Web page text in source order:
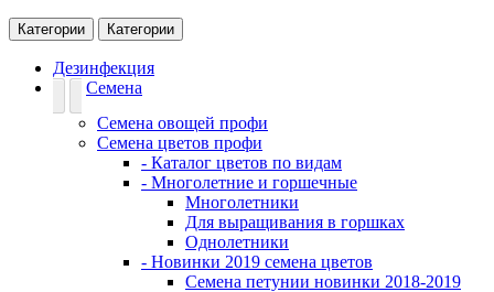
Категории Категории
Дезинфекция
Семена
Семена овощей профи
Семена цветов профи
- Каталог цветов по видам
- Многолетние и горшечные
Многолетники
Для выращивания в горшках
Однолетники
- Новинки 2019 семена цветов
Семена петунии новинки 2018-2019